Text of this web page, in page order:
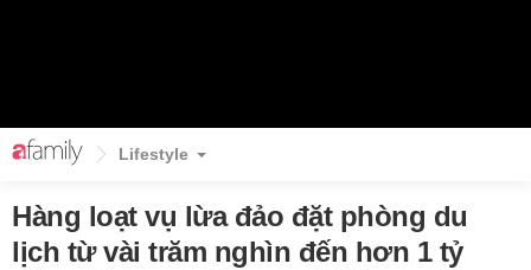
Lifestyle
Hàng loạt vụ lừa đảo đặt phòng du
lịch từ vài trăm nghìn đến hơn 1 tỷ